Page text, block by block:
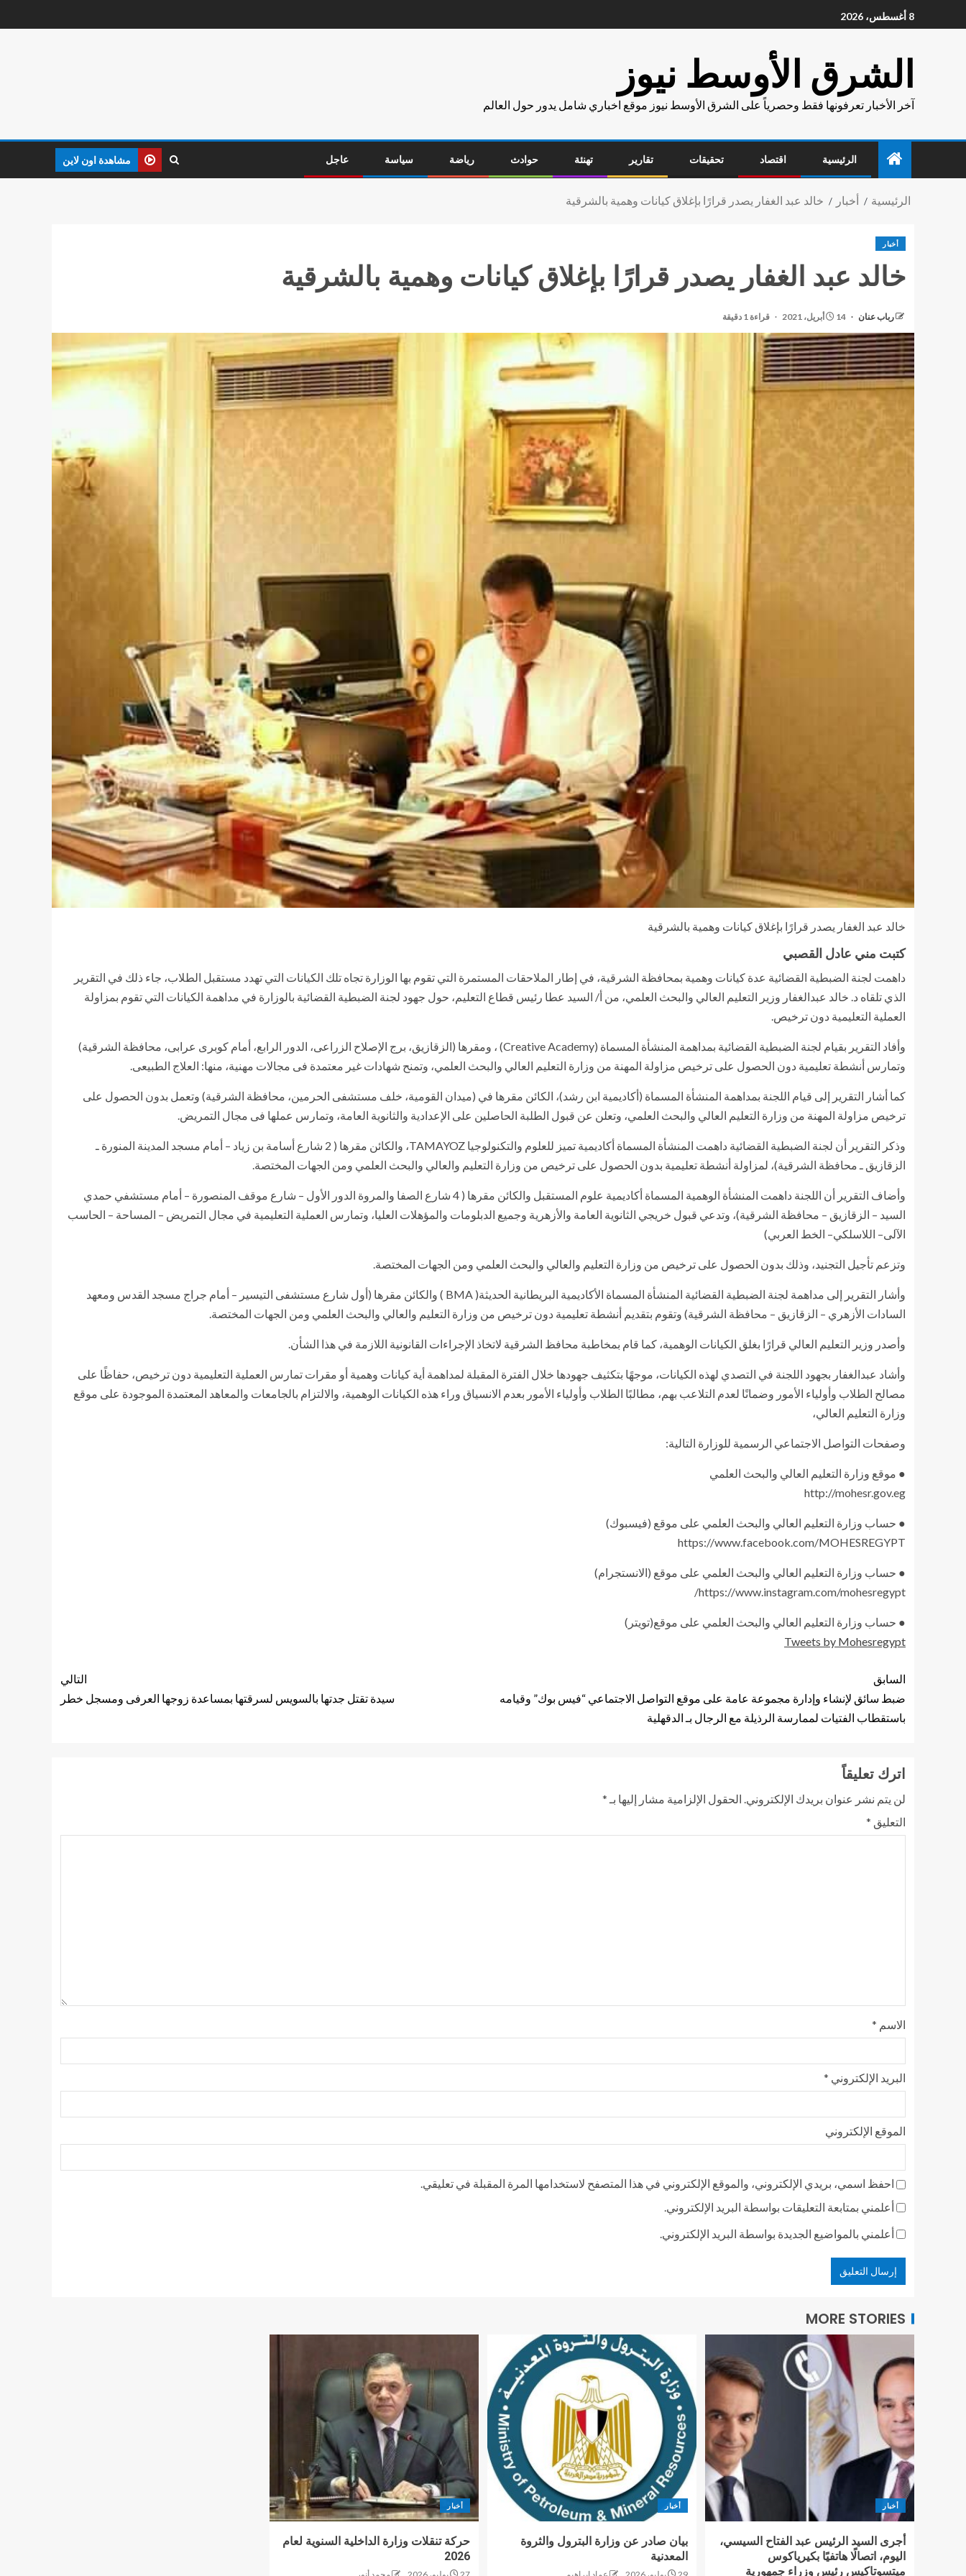
8 أغسطس، 2026
الشرق الأوسط نيوز
آخر الأخبار تعرفونها فقط وحصرياً على الشرق الأوسط نيوز موقع اخباري شامل يدور حول العالم
الرئيسية اقتصاد تحقيقات تقارير تهنئة حوادث رياضة سياسة عاجل مشاهدة اون لاين
الرئيسية أخبار خالد عبد الغفار يصدر قرارًا بإغلاق كيانات وهمية بالشرقية
أخبار
خالد عبد الغفار يصدر قرارًا بإغلاق كيانات وهمية بالشرقية
رباب عنان 14 أبريل، 2021 قراءة 1 دقيقة
خالد عبد الغفار يصدر قرارًا بإغلاق كيانات وهمية بالشرقية
كتبت مني عادل القصبي
داهمت لجنة الضبطية القضائية عدة كيانات وهمية بمحافظة الشرقية، في إطار الملاحقات المستمرة التي تقوم بها الوزارة تجاه تلك الكيانات التي تهدد مستقبل الطلاب، جاء ذلك في التقرير
الذي تلقاه د. خالد عبدالغفار وزير التعليم العالي والبحث العلمي، من أ/ السيد عطا رئيس قطاع التعليم، حول جهود لجنة الضبطية القضائية بالوزارة في مداهمة الكيانات التي تقوم بمزاولة
العملية التعليمية دون ترخيص.
وأفاد التقرير بقيام لجنة الضبطية القضائية بمداهمة المنشأة المسماة (Creative Academy) ، ومقرها (الزقازيق، برج الإصلاح الزراعى، الدور الرابع، أمام كوبرى عرابى، محافظة الشرقية)
وتمارس أنشطة تعليمية دون الحصول على ترخيص مزاولة المهنة من وزارة التعليم العالي والبحث العلمي، وتمنح شهادات غير معتمدة فى مجالات مهنية، منها: العلاج الطبيعى.
كما أشار التقرير إلى قيام اللجنة بمداهمة المنشأة المسماة (أكاديمية ابن رشد)، الكائن مقرها في (ميدان القومية، خلف مستشفى الحرمين، محافظة الشرقية) وتعمل بدون الحصول على
ترخيص مزاولة المهنة من وزارة التعليم العالي والبحث العلمي، وتعلن عن قبول الطلبة الحاصلين على الإعدادية والثانوية العامة، وتمارس عملها فى مجال التمريض.
وذكر التقرير أن لجنة الضبطية القضائية داهمت المنشأة المسماة أكاديمية تميز للعلوم والتكنولوجيا TAMAYOZ، والكائن مقرها ( 2 شارع أسامة بن زياد – أمام مسجد المدينة المنورة ـ
الزقازيق ـ محافظة الشرقية)، لمزاولة أنشطة تعليمية بدون الحصول على ترخيص من وزارة التعليم والعالي والبحث العلمي ومن الجهات المختصة.
وأضاف التقرير أن اللجنة داهمت المنشأة الوهمية المسماة أكاديمية علوم المستقبل والكائن مقرها ( 4 شارع الصفا والمروة الدور الأول – شارع موقف المنصورة – أمام مستشفي حمدي
السيد – الزقازيق – محافظة الشرقية)، وتدعي قبول خريجي الثانوية العامة والأزهرية وجميع الدبلومات والمؤهلات العليا، وتمارس العملية التعليمية في مجال التمريض – المساحة – الحاسب
الآلى– اللاسلكي– الخط العربي)
وتزعم تأجيل التجنيد، وذلك بدون الحصول على ترخيص من وزارة التعليم والعالي والبحث العلمي ومن الجهات المختصة.
وأشار التقرير إلى مداهمة لجنة الضبطية القضائية المنشأة المسماة الأكاديمية البريطانية الحديثة( BMA ) والكائن مقرها (أول شارع مستشفى التيسير – أمام جراج مسجد القدس ومعهد
السادات الأزهري – الزقازيق – محافظة الشرقية) وتقوم بتقديم أنشطة تعليمية دون ترخيص من وزارة التعليم والعالي والبحث العلمي ومن الجهات المختصة.
وأصدر وزير التعليم العالي قرارًا بغلق الكيانات الوهمية، كما قام بمخاطبة محافظ الشرقية لاتخاذ الإجراءات القانونية اللازمة في هذا الشأن.
وأشاد عبدالغفار بجهود اللجنة في التصدي لهذه الكيانات، موجهًا بتكثيف جهودها خلال الفترة المقبلة لمداهمة أية كيانات وهمية أو مقرات تمارس العملية التعليمية دون ترخيص، حفاظًا على
مصالح الطلاب وأولياء الأمور وضمانًا لعدم التلاعب بهم، مطالبًا الطلاب وأولياء الأمور بعدم الانسياق وراء هذه الكيانات الوهمية، والالتزام بالجامعات والمعاهد المعتمدة الموجودة على موقع
وزارة التعليم العالي،
وصفحات التواصل الاجتماعي الرسمية للوزارة التالية:
● موقع وزارة التعليم العالي والبحث العلمي
http://mohesr.gov.eg
● حساب وزارة التعليم العالي والبحث العلمي على موقع (فيسبوك)
https://www.facebook.com/MOHESREGYPT
● حساب وزارة التعليم العالي والبحث العلمي على موقع (الانستجرام)
https://www.instagram.com/mohesregypt/
● حساب وزارة التعليم العالي والبحث العلمي على موقع(تويتر)
Tweets by Mohesregypt
السابق
ضبط سائق لإنشاء وإدارة مجموعة عامة على موقع التواصل الاجتماعي “فيس بوك” وقيامه
باستقطاب الفتيات لممارسة الرذيلة مع الرجال بـ الدقهلية
التالي
سيدة تقتل جدتها بالسويس لسرقتها بمساعدة زوجها العرفى ومسجل خطر
اترك تعليقاً
لن يتم نشر عنوان بريدك الإلكتروني. الحقول الإلزامية مشار إليها بـ *
التعليق *
الاسم *
البريد الإلكتروني *
الموقع الإلكتروني
احفظ اسمي، بريدي الإلكتروني، والموقع الإلكتروني في هذا المتصفح لاستخدامها المرة المقبلة في تعليقي.
أعلمني بمتابعة التعليقات بواسطة البريد الإلكتروني.
أعلمني بالمواضيع الجديدة بواسطة البريد الإلكتروني.
MORE STORIES
أخبار
أجرى السيد الرئيس عبد الفتاح السيسي،
اليوم، اتصالًا هاتفيًا بكيرياكوس
ميتسوتاكيس رئيس وزراء جمهورية
أخبار
بيان صادر عن وزارة البترول والثروة
المعدنية
أخبار
حركة تنقلات وزارة الداخلية السنوية لعام
2026